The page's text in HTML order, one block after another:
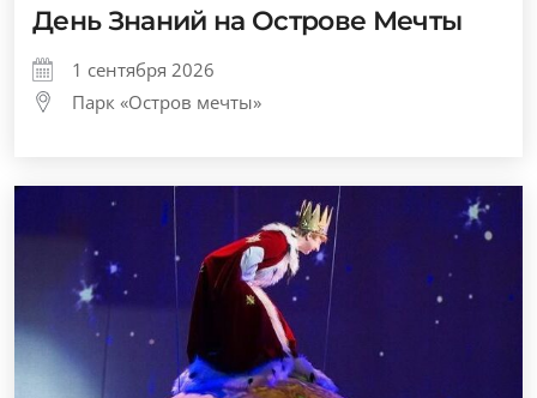
День Знаний на Острове Мечты
1 сентября 2026
Парк «Остров мечты»